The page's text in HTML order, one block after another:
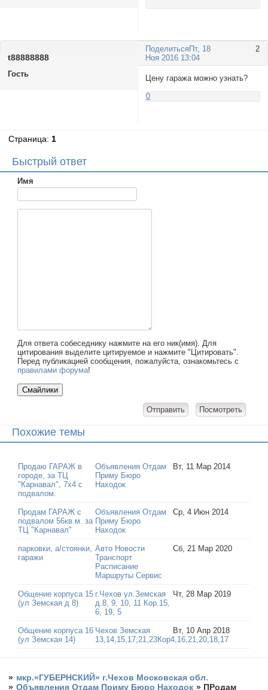
Поделиться 2
Пт, 18
Ноя 2016 13:04
t88888888
Гость
Цену гаража можно узнать?
0
Страница: 1
Быстрый ответ
Имя
Для ответа собеседнику нажмите на его ник(имя). Для
цитирования выделите цитируемое и нажмите "Цитировать".
Перед публикацией сообщения, пожалуйста, ознакомьтесь с
правилами форума!
Похожие темы
Продаю ГАРАЖ в
городе, за ТЦ
"Карнавал", 7х4 с
подвалом.
Объявления Отдам
Приму Бюро
Находок
Вт, 11 Мар 2014
Продам ГАРАЖ с
подвалом 56кв.м. за
ТЦ "Карнавал"
Объявления Отдам
Приму Бюро
Находок
Ср, 4 Июн 2014
парковки, а/стоянки,
гаражи
Авто Новости
Транспорт
Расписание
Маршруты Сервис
Сб, 21 Мар 2020
Общение корпуса 15
(ул Земская д 8)
г.Чехов ул.Земская
д.8, 9, 10, 11 Кор.15,
6, 19, 5
Чт, 28 Мар 2019
Общение корпуса 16
(ул Земская 14)
Чехов Земская
13,14,15,17,21,23Кор4,16,21,20,18,17
Вт, 10 Апр 2018
» мкр.«ГУБЕРНСКИЙ» г.Чехов Московская обл.
» Объявления Отдам Приму Бюро Находок » ПРодам